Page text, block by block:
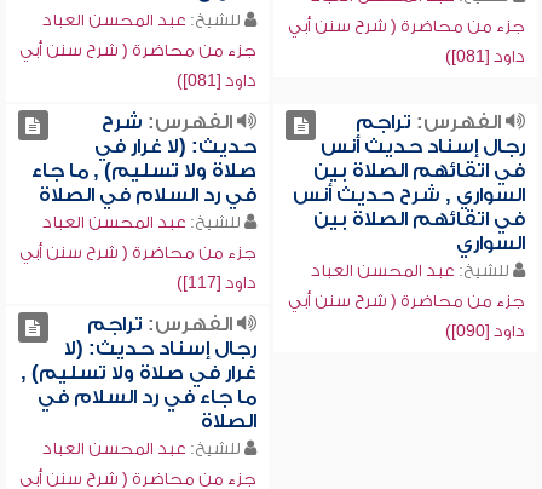
جزء من محاضرة ( شرح سنن أبي
داود [081])
للشيخ: عبد المحسن العباد
جزء من محاضرة ( شرح سنن أبي
داود [081])
الفهرس: تراجم
رجال إسناد حديث أنس
في اتقائهم الصلاة بين
السواري , شرح حديث أنس
في اتقائهم الصلاة بين
السواري
للشيخ: عبد المحسن العباد
جزء من محاضرة ( شرح سنن أبي
داود [090])
الفهرس: شرح
حديث: (لا غرار في
صلاة ولا تسليم) , ما جاء
في رد السلام في الصلاة
للشيخ: عبد المحسن العباد
جزء من محاضرة ( شرح سنن أبي
داود [117])
الفهرس: تراجم
رجال إسناد حديث: (لا
غرار في صلاة ولا تسليم) ,
ما جاء في رد السلام في
الصلاة
للشيخ: عبد المحسن العباد
جزء من محاضرة ( شرح سنن أبي